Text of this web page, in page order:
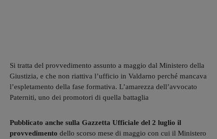
Si tratta del provvedimento assunto a maggio dal Ministero della
Giustizia, e che non riattiva l’ufficio in Valdarno perché mancava
l’espletamento della fase formativa. L’amarezza dell’avvocato
Paterniti, uno dei promotori di quella battaglia
Pubblicato anche sulla Gazzetta Ufficiale del 2 luglio il
provvedimento dello scorso mese di maggio con cui il Ministero